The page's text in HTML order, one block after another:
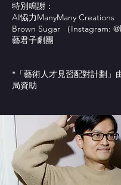
特別鳴謝：
AI恊力ManyMany Creations
Brown Sugar （Instagram:
藝君子劇團
*「藝術人才見習配對計劃」
局資助